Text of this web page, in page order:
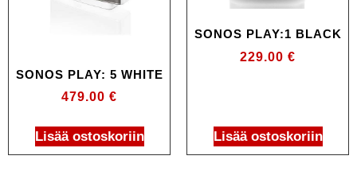
SONOS PLAY: 5 WHITE
479.00 €
Lisää ostoskoriin
SONOS PLAY:1 BLACK
229.00 €
Lisää ostoskoriin